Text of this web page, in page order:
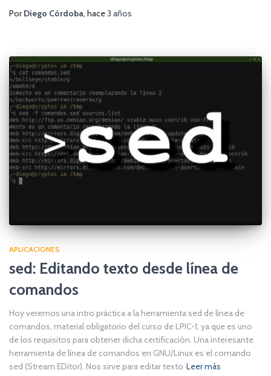
PorDiego Córdoba, hace3 años
APLICACIONES
sed: Editando texto desde línea de
comandos
Hoy veremos una intro práctica a la herramienta sed de línea de
comandos, material obligatorio del curso de LPIC-1, ya que es uno
de los requisitos para obtener dicha certificación. Una interesante
herramienta de línea de comandos en GNU/Linux es el comando
sed (Stream EDitor). Nos sirve para editar texto Leer más